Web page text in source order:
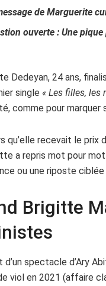
de Marguerite
ouverte : Une
Dedeyan, 24 ans,
single « Les filles, les
comme pour
qu’elle recevait le prix
a repris mot pour
ou une riposte
Brigitte
d’un spectacle d’Ary
viol en 2021 (affaire